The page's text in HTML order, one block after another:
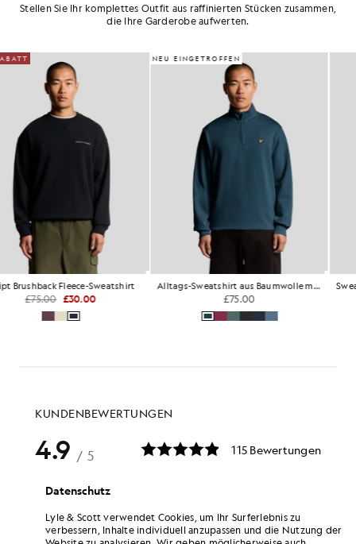
Stellen Sie Ihr komplettes Outfit aus raffinierten Stücken zusammen,
die Ihre Garderobe aufwerten.
NEU EINGETROFFEN
Alltags-Sweatshirt aus Baumwolle mit 1/4-Reißverschluss
£75.00
Sweatshirt aus extrafeiner Baumwolle mit Rundhalsausschnitt
£70.00
Datenschutz
Lyle & Scott verwendet Cookies, um Ihr Surferlebnis zu
verbessern, Inhalte individuell anzupassen und die Nutzung der